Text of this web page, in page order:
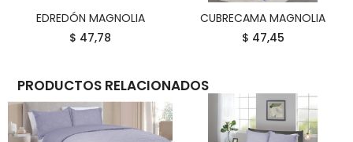
COMPRAR
EDREDÓN MAGNOLIA
$ 47,78
COMPRAR
CUBRECAMA MAGNOLIA
$ 47,45
PRODUCTOS RELACIONADOS